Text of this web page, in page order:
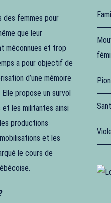
femmes pour
que leur
méconnues et trop
a pour objectif de
d’une mémoire
propose un survol
les militantes ainsi
productions
et les
le cours de